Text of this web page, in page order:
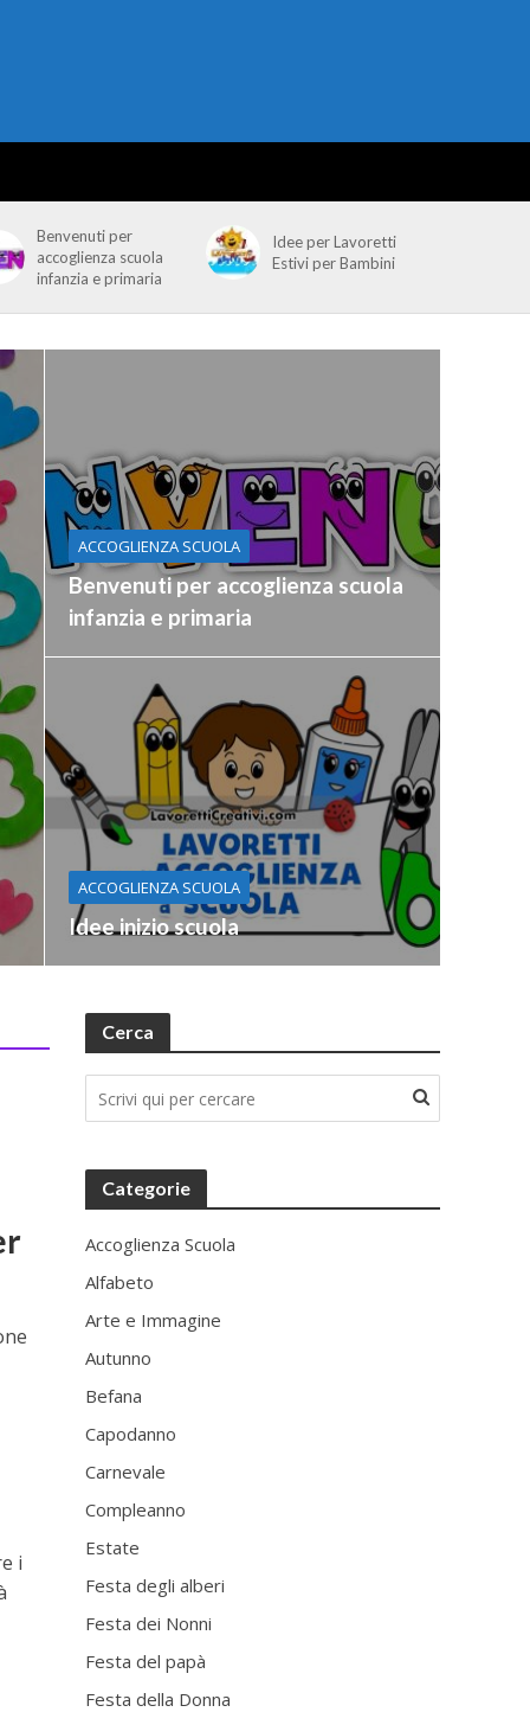
Benvenuti per
accoglienza scuola
infanzia e primaria
Idee per Lavoretti
Estivi per Bambini
ACCOGLIENZA SCUOLA
Benvenuti per accoglienza scuola
infanzia e primaria
ACCOGLIENZA SCUOLA
Idee inizio scuola
i
Cerca
Categorie
Accoglienza Scuola
Alfabeto
Arte e Immagine
Autunno
Befana
Capodanno
Carnevale
Compleanno
Estate
Festa degli alberi
Festa dei Nonni
Festa del papà
Festa della Donna